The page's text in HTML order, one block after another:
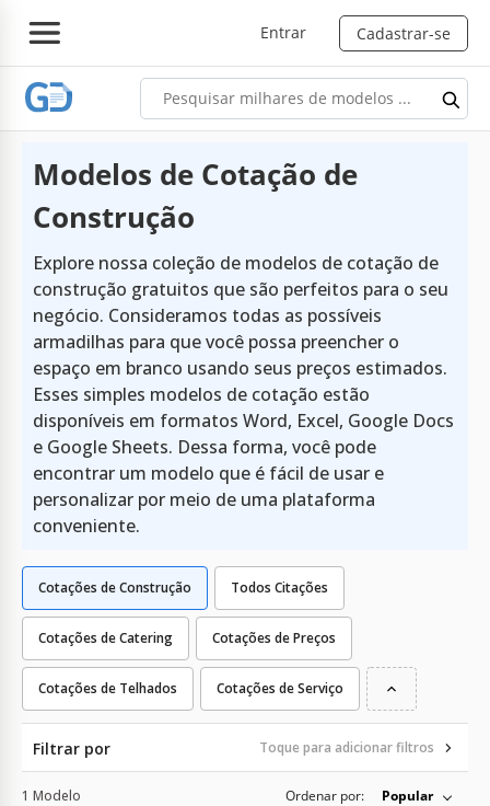
Entrar Cadastrar-se
Modelos de Cotação de
Construção
Explore nossa coleção de modelos de cotação de
construção gratuitos que são perfeitos para o seu
negócio. Consideramos todas as possíveis
armadilhas para que você possa preencher o
espaço em branco usando seus preços estimados.
Esses simples modelos de cotação estão
disponíveis em formatos Word, Excel, Google Docs
e Google Sheets. Dessa forma, você pode
encontrar um modelo que é fácil de usar e
personalizar por meio de uma plataforma
conveniente.
Todos Citações
Cotações de Catering
Cotações de Construção
Cotações de Preços
Cotações de Telhados Cotações de Serviço
Filtrar por Toque para adicionar filtros
1 Modelo Ordenar por: Popular